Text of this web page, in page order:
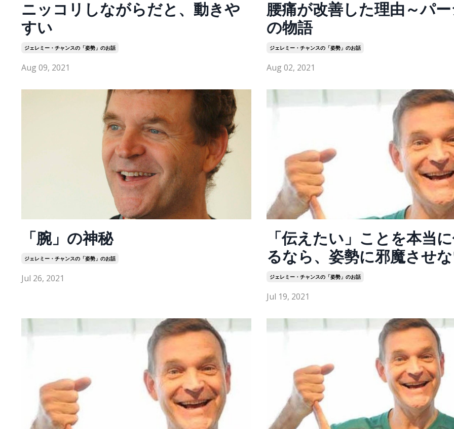
ニッコリしながらだと、動きや
すい
ジェレミー・チャンスの「姿勢」のお話
Aug 09, 2021
腰痛が改善した理由～パ
の物語
ジェレミー・チャンスの「姿勢」のお話
Aug 02, 2021
「腕」の神秘
ジェレミー・チャンスの「姿勢」のお話
Jul 26, 2021
「伝えたい」ことを本当
るなら、姿勢に邪魔させ
ジェレミー・チャンスの「姿勢」のお話
Jul 19, 2021